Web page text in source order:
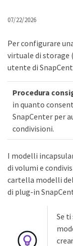
07/22/2026
Per configurare
virtuale di storage
utente di
Procedura
in quanto
SnapCenter per
condivisioni.
I modelli
di volumi e
cartella modelli
di plug-in
Se